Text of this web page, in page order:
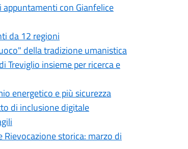
con Gianfelice
da 12 regioni
della tradizione umanistica
Treviglio insieme per ricerca e
energetico e più sicurezza
di inclusione digitale
Rievocazione storica: marzo di